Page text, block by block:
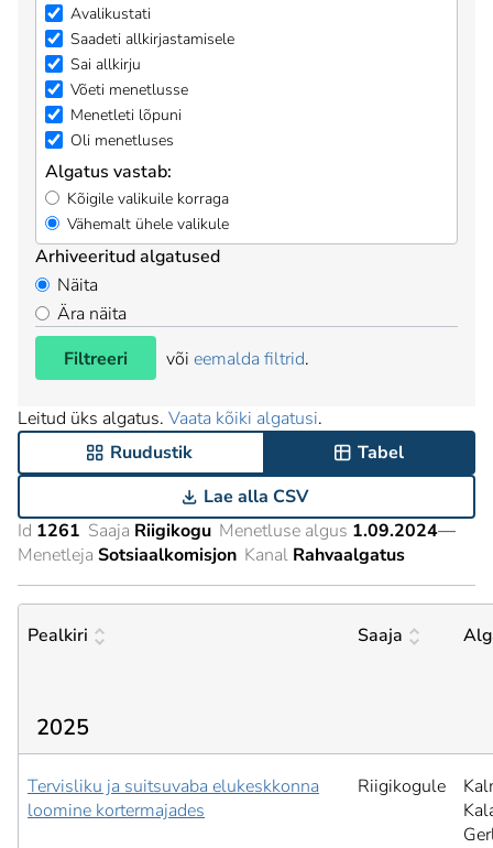
Avalikustati
Saadeti allkirjastamisele
Sai allkirju
Võeti menetlusse
Menetleti lõpuni
Oli menetluses
Algatus vastab:
Kõigile valikuile korraga
Vähemalt ühele valikule
Arhiveeritud algatused
Näita
Ära näita
Filtreeri
või eemalda filtrid.
Leitud üks algatus. Vaata kõiki algatusi.
Ruudustik
Tabel
Lae alla CSV
Id 1261 Saaja Riigikogu Menetluse algus 1.09.2024—
Menetleja Sotsiaalkomisjon Kanal Rahvaalgatus
Pealkiri Saaja
2025
Tervisliku ja suitsuvaba elukeskkonna
loomine kortermajades
Riigikogule